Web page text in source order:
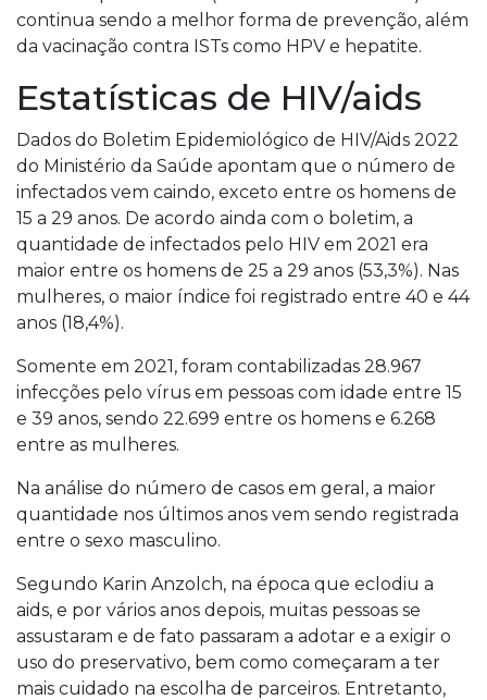
continua sendo a melhor forma de prevenção, além
da vacinação contra ISTs como HPV e hepatite.
Estatísticas de HIV/aids
Dados do Boletim Epidemiológico de HIV/Aids 2022
do Ministério da Saúde apontam que o número de
infectados vem caindo, exceto entre os homens de
15 a 29 anos. De acordo ainda com o boletim, a
quantidade de infectados pelo HIV em 2021 era
maior entre os homens de 25 a 29 anos (53,3%). Nas
mulheres, o maior índice foi registrado entre 40 e 44
anos (18,4%).
Somente em 2021, foram contabilizadas 28.967
infecções pelo vírus em pessoas com idade entre 15
e 39 anos, sendo 22.699 entre os homens e 6.268
entre as mulheres.
Na análise do número de casos em geral, a maior
quantidade nos últimos anos vem sendo registrada
entre o sexo masculino.
Segundo Karin Anzolch, na época que eclodiu a
aids, e por vários anos depois, muitas pessoas se
assustaram e de fato passaram a adotar e a exigir o
uso do preservativo, bem como começaram a ter
mais cuidado na escolha de parceiros. Entretanto,